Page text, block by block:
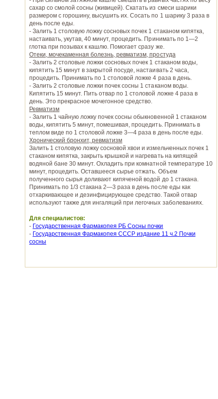
сахар со смолой сосны (живицей). Скатать из смеси шарики
размером с горошину, высушить их. Сосать по 1 шарику 3 раза в
день после еды.
- Залить 1 столовую ложку сосновых почек 1 стаканом кипятка,
настаивать, укутав, 40 минут, процедить. Принимать по 1—2
глотка при позывах к кашлю. Помогает сразу же.
Отеки, мочекаменная болезнь, ревматизм, простуда
- Залить 2 столовые ложки сосновых почек 1 стаканом воды,
кипятить 15 минут в закрытой посуде, настаивать 2 часа,
процедить. Принимать по 1 столовой ложке 4 раза в день.
- Залить 2 столовые ложки почек сосны 1 стаканом воды.
Кипятить 15 минут. Пить отвар по 1 столовой ложке 4 раза в
день. Это прекрасное мочегонное средство.
Ревматизм
- Залить 1 чайную ложку почек сосны обыкновенной 1 стаканом
воды, кипятить 5 минут, помешивая, процедить. Принимать в
теплом виде по 1 столовой ложке 3—4 раза в день после еды.
Хронический бронхит, ревматизм
Залить 1 столовую ложку сосновой хвои и измельченных почек 1
стаканом кипятка, закрыть крышкой и нагревать на кипящей
водяной бане 30 минут. Охладить при комнатной температуре 10
минут, процедить. Оставшееся сырье отжать. Объем
полученного сырья доливают кипяченой водой до 1 стакана.
Принимать по 1/3 стакана 2—3 раза в день после еды как
отхаркивающее и дезинфицирующее средство. Такой отвар
используют также для ингаляций при легочных заболеваниях.
Для специалистов:
- Государственная Фармакопея РБ Сосны почки
- Государственная Фармакопея СССР издание 11 ч.2 Почки
сосны